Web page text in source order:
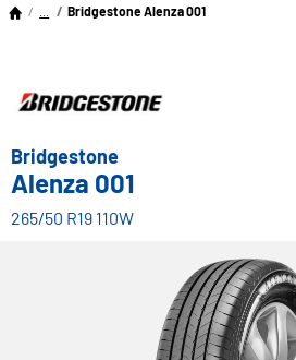
Bridgestone Alenza 001
Bridgestone
Alenza 001
265/50 R19 110W